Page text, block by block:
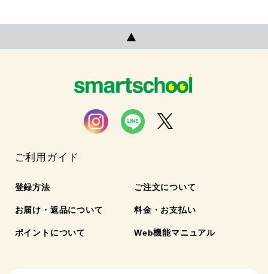
ご利用ガイド
登録方法 ご注文について
お届け・返品について 料金・お支払い
ポイントについて Web機能マニュアル